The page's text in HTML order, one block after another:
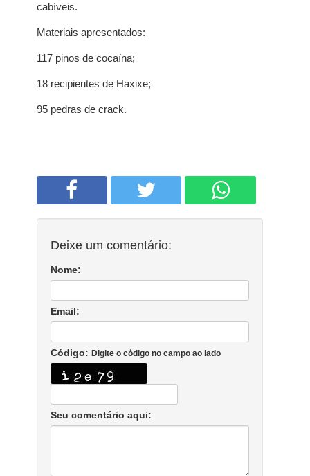
cabíveis.
Materiais apresentados:
117 pinos de cocaína;
18 recipientes de Haxixe;
95 pedras de crack.
Deixe um comentário:
Nome:
Email:
Código: Digite o código no campo ao lado
Seu comentário aqui: